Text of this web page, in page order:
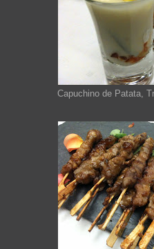
Capuchino de Patata,